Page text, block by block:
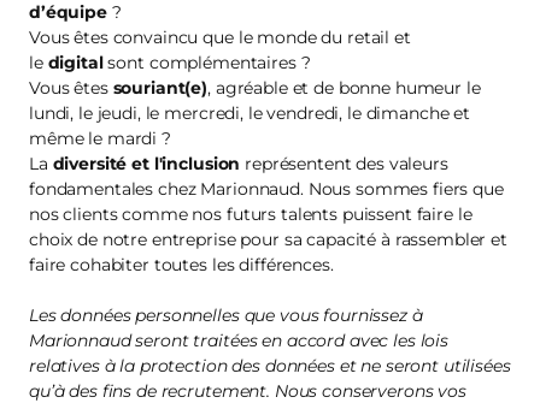
d’équipe ?
Vous êtes convaincu que le monde du retail et
le digitalsont complémentaires ?
Vous êtes souriant(e), agréable et de bonne humeur le
lundi, le jeudi, le mercredi, le vendredi, le dimanche et
même le mardi ?
La diversité et l'inclusion représentent des valeurs
fondamentales chez Marionnaud. Nous sommes fiers que
nos clients comme nos futurs talents puissent faire le
choix de notre entreprise pour sa capacité à rassembler et
faire cohabiter toutes les différences.
Les données personnelles que vous fournissez à
Marionnaud seront traitées en accord avec les lois
relatives à la protection des données et ne seront utilisées
qu’à des fins de recrutement. Nous conserverons vos